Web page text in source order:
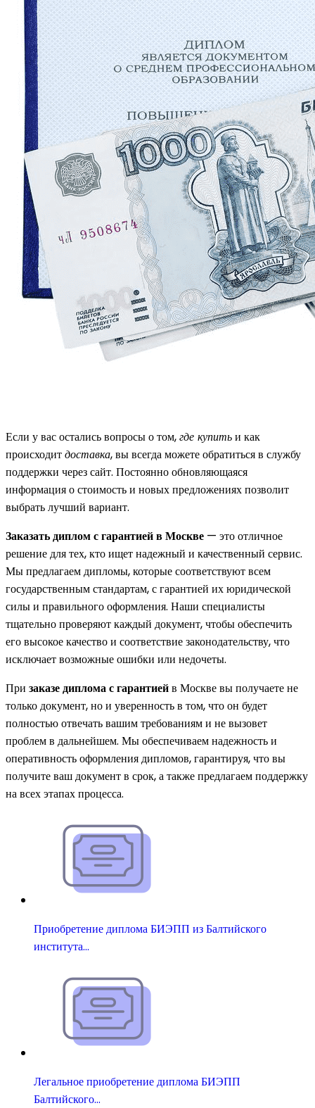
Если у вас остались вопросы о том,где купитьи как
происходитдоставка, вы всегда можете обратиться в службу
поддержки через сайт. Постоянно обновляющаяся
информация остоимостьи новых предложениях позволит
выбрать лучший вариант.
Заказать диплом с гарантией в Москве — это отличное
решение для тех, кто ищет надежный и качественный сервис.
Мы предлагаем дипломы, которые соответствуют всем
государственным стандартам, с гарантией их юридической
силы и правильного оформления. Наши специалисты
тщательно проверяют каждый документ, чтобы обеспечить
его высокое качество и соответствие законодательству, что
исключает возможные ошибки или недочеты.
При заказе диплома с гарантиейв Москве вы получаете не
только документ, но и уверенность в том, что он будет
полностью отвечать вашим требованиям и не вызовет
проблем в дальнейшем. Мы обеспечиваем надежность и
оперативность оформления дипломов, гарантируя, что вы
получите ваш документ в срок, а также предлагаем поддержку
на всех этапах процесса.
Приобретение диплома БИЭПП из Балтийского
института…
Легальное приобретение диплома БИЭПП
Балтийского…